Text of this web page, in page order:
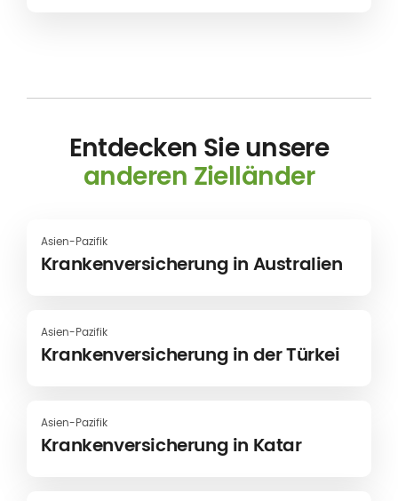
Entdecken Sie unsere
anderen Zielländer
Asien-Pazifik
Krankenversicherung in Australien
Asien-Pazifik
Krankenversicherung in der Türkei
Asien-Pazifik
Krankenversicherung in Katar